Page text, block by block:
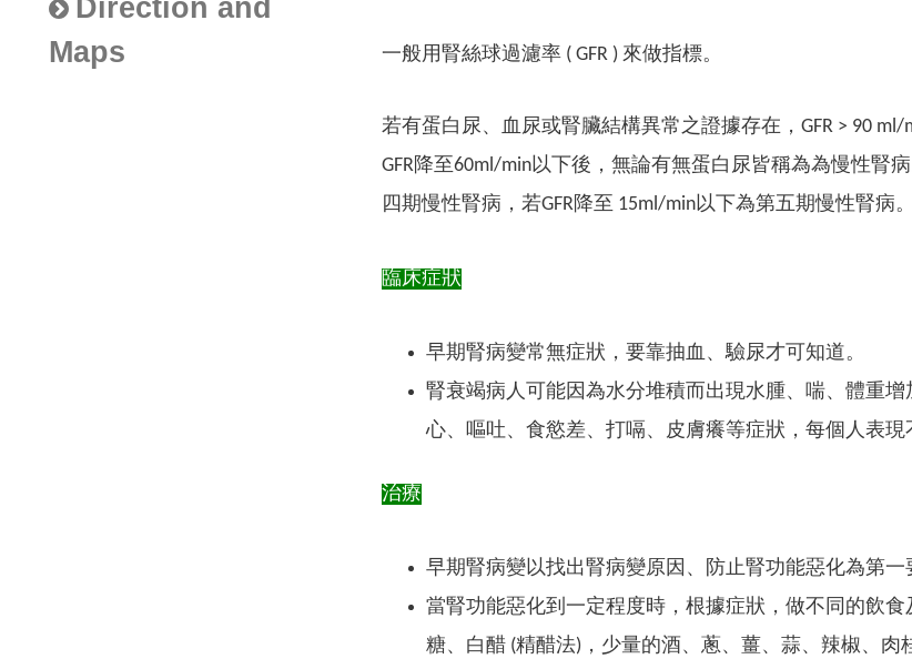
Direction and
Maps
一般用腎絲球過濾率 ( GFR ) 來做指標。
若有蛋白尿、血尿或腎臟結構異常之證據存在，GFR > 90
GFR降至60ml/min以下後，無論有無蛋白尿皆稱為為慢性腎病
四期慢性腎病，若GFR降至 15ml/min以下為第五期慢性腎病。
臨床症狀
早期腎病變常無症狀，要靠抽血、驗尿才可知道。
腎衰竭病人可能因為水分堆積而出現水腫、喘、體重
心、嘔吐、食慾差、打嗝、皮膚癢等症狀，每個人表現
治療
早期腎病變以找出腎病變原因、防止腎功能惡化為第一
當腎功能惡化到一定程度時，根據症狀，做不同的飲
糖、白醋 (精醋法)，少量的酒、蔥、薑、蒜、辣椒、肉